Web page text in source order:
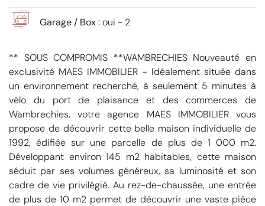
Garage / Box :oui - 2
** SOUS COMPROMIS **WAMBRECHIES Nouveauté en
exclusivité MAES IMMOBILIER - Idéalement située dans
un environnement recherché, à seulement 5 minutes à
vélo du port de plaisance et des commerces de
Wambrechies, votre agence MAES IMMOBILIER vous
propose de découvrir cette belle maison individuelle de
1992, édifiée sur une parcelle de plus de 1 000 m2.
Développant environ 145 m2 habitables, cette maison
séduit par ses volumes généreux, sa luminosité et son
cadre de vie privilégié. Au rez-de-chaussée, une entrée
de plus de 10 m2 permet de découvrir une vaste pièce